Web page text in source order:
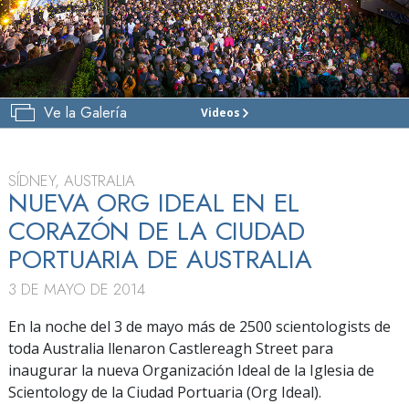
Ve la Galería Videos
IGLESIA
VISITAR
GRAN
SÍDNEY, AUSTRALIA
NUEVA ORG IDEAL EN EL
CORAZÓN DE LA CIUDAD
PORTUARIA DE AUSTRALIA
3 DE MAYO DE 2014
En la noche del 3 de mayo más de 2500 scientologists de
toda Australia llenaron Castlereagh Street para
inaugurar la nueva Organización Ideal de la Iglesia de
Scientology de la Ciudad Portuaria (Org Ideal).